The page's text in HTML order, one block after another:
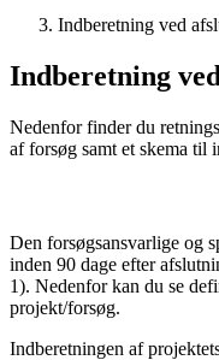
Indberetning ved
Indberetning
Nedenfor finder du
af forsøg samt et skema til
Den forsøgsansvarlige og
inden 90 dage efter
1). Nedenfor kan du se
projekt/forsøg.
Indberetningen af